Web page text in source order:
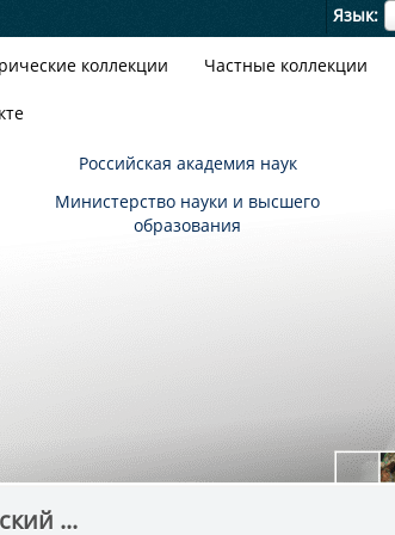
Язык
коллекции Частные коллекции
Российская академия наук
Министерство науки и высшего
образования
...